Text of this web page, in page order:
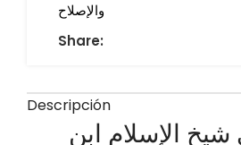
والإصلاح
Share:
Descripción
الإسلام ابن